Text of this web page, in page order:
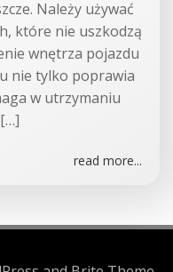
Należy używać
które nie uszkodzą
wnętrza pojazdu
nie tylko poprawia
w utrzymaniu
read more...